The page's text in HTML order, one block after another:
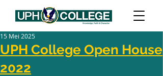
UPH College Open House
2022
15 Mei 2025